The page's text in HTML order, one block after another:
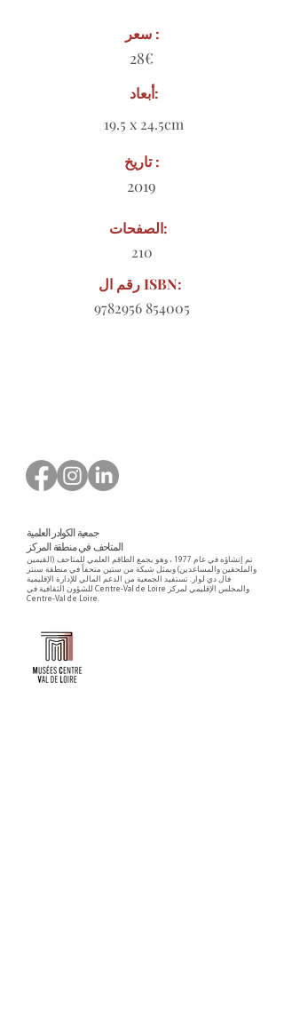
سعر :
28€
أبعاد:
19.5 x 24.5cm
تاريخ :
2019
الصفحات:
210
رقم ال ISBN:
9782956 854005
جمعية الكوادر العلمية
تم إنشاؤه في عام 1977 ، وهو يجمع الطاقم العلمي للمتاحف (القيمين
والملحقين والمساعدين) ويمثل شبكة من ستين متحفاً في منطقة سنتر
فال دي لوار. تستفيد الجمعية من الدعم المالي للإدارة الإقليمية
للشؤون الثقافية في Centre-Val de Loire والمجلس الإقليمي لمركز
Centre-Val de Loire.